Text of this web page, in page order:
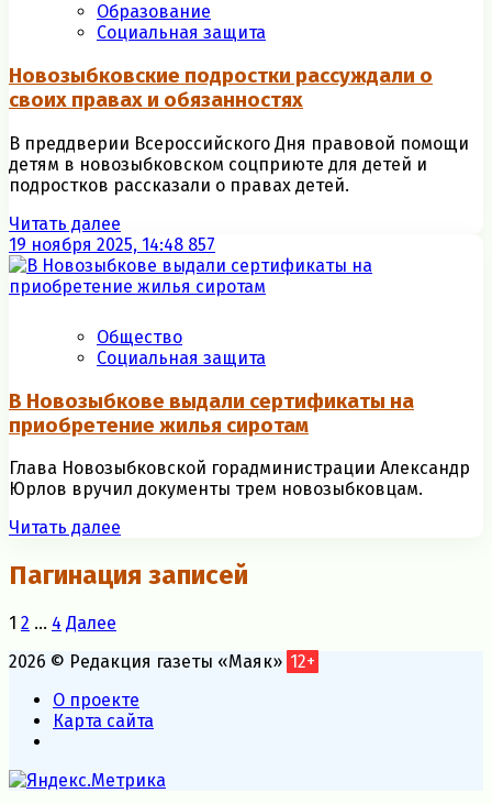
Образование
Социальная защита
Новозыбковские подростки рассуждали о
своих правах и обязанностях
В преддверии Всероссийского Дня правовой помощи
детям в новозыбковском соцприюте для детей и
подростков рассказали о правах детей.
Читать далее
19 ноября 2025, 14:48 857
Общество
Социальная защита
В Новозыбкове выдали сертификаты на
приобретение жилья сиротам
Глава Новозыбковской горадминистрации Александр
Юрлов вручил документы трем новозыбковцам.
Читать далее
Пагинация записей
1 2 … 4 Далее
2026 © Редакция газеты «Маяк» 12+
О проекте
Карта сайта